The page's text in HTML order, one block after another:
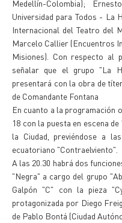
Medellín-Colombia);
Universidad para Todos - La
Internacional del Teatro del
Marcelo Callier (Encuentros
Misiones). Con respecto al
señalar que el grupo "La
presentará con la obra de
de Comandante Fontana
En cuanto a la programación
18 con la puesta en escena
la Ciudad, previéndose a
ecuatoriano "Contraelviento".
A las 20.30 habrá dos
"Negra" a cargo del grupo
Galpón "C" con la pieza
protagonizada por Diego
de Pablo Bontá (Ciudad